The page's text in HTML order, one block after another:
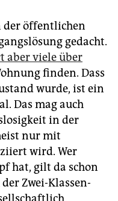
der öffentlichen
gedacht.
aber viele über
finden. Dass
wurde, ist ein
Das mag auch
in der
nur mit
wird. Wer
hat, gilt da schon
Zwei-Klassen-